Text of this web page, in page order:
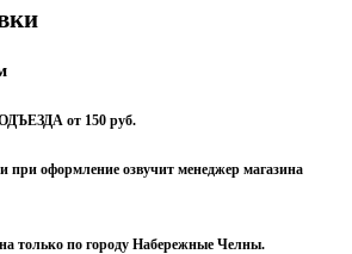
от 150 руб.
при оформление озвучит менеджер магазина
только по городу Набережные Челны.